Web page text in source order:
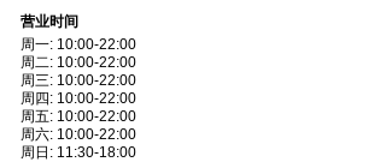
营业时间
周一: 10:00-22:00
周二: 10:00-22:00
周三: 10:00-22:00
周四 : 10:00-22:00
周五: 10:00-22:00
周六: 10:00-22:00
周日 : 11:30-18:00